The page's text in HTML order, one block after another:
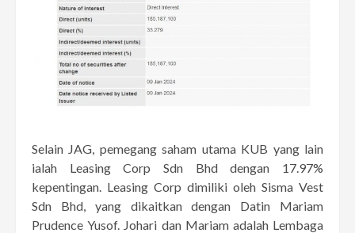
Selain JAG, pemegang saham utama KUB yang lain
ialah Leasing Corp Sdn Bhd dengan 17.97%
kepentingan. Leasing Corp dimiliki oleh Sisma Vest
Sdn Bhd, yang dikaitkan dengan Datin Mariam
Prudence Yusof. Johari dan Mariam adalah Lembaga